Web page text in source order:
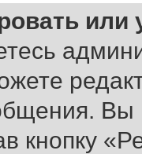
Вы
кнопку